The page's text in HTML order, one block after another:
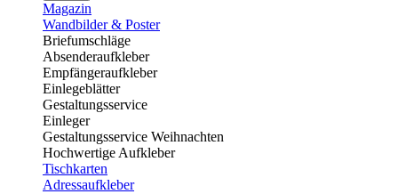
Magazin
Wandbilder & Poster
Briefumschläge
Absenderaufkleber
Empfängeraufkleber
Einlegeblätter
Gestaltungsservice
Einleger
Gestaltungsservice Weihnachten
Hochwertige Aufkleber
Tischkarten
Adressaufkleber